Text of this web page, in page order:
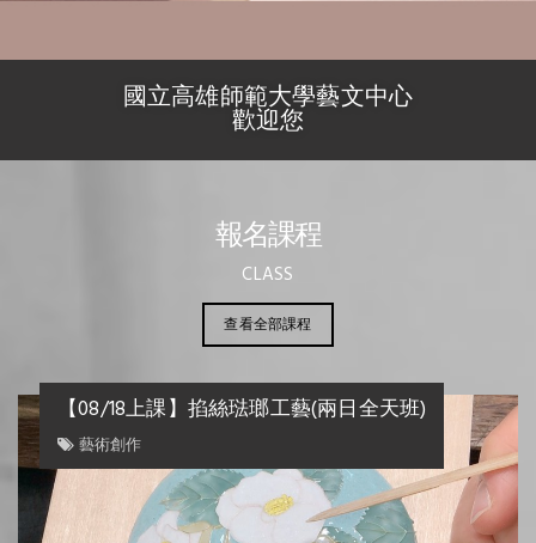
國立高雄師範大學藝文中心
歡迎您
報名課程
CLASS
查看全部課程
【08/18上課】掐絲琺瑯工藝(兩日全天班)
藝術創作